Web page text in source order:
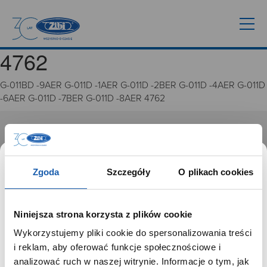
Zgoda Szczegóły O plikach cookies
Niniejsza strona korzysta z plików cookie
Wykorzystujemy pliki cookie do spersonalizowania treści
i reklam, aby oferować funkcje społecznościowe i
analizować ruch w naszej witrynie. Informacje o tym, jak
4762
G-011BD -9AER G-011D -1AER G-011D -2BER G-011D -4AER G-011D
-6AER G-011D -7BER G-011D -8AER 4762
GRUPA ZIBI
Misja, wizja i wartości Grupy Zibi
Ważne daty
Zgoda na ciasteczka
PRODUKTYSZANOWNY UŻYTKOWNIKU,
SZANOWNA UŻYTKOWNICZKO